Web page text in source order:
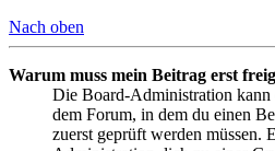
Nach oben
Warum muss mein Beitrag erst
Die Board-Administration kann
dem Forum, in dem du einen
zuerst geprüft werden müssen.